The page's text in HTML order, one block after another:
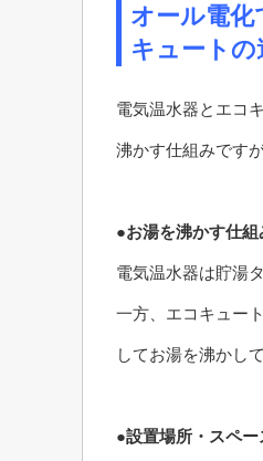
オール電化
キュートの
電気温水器とエコ
沸かす仕組みです
●お湯を沸かす仕組
電気温水器は貯湯
一方、エコキュー
してお湯を沸かし
●設置場所・スペー